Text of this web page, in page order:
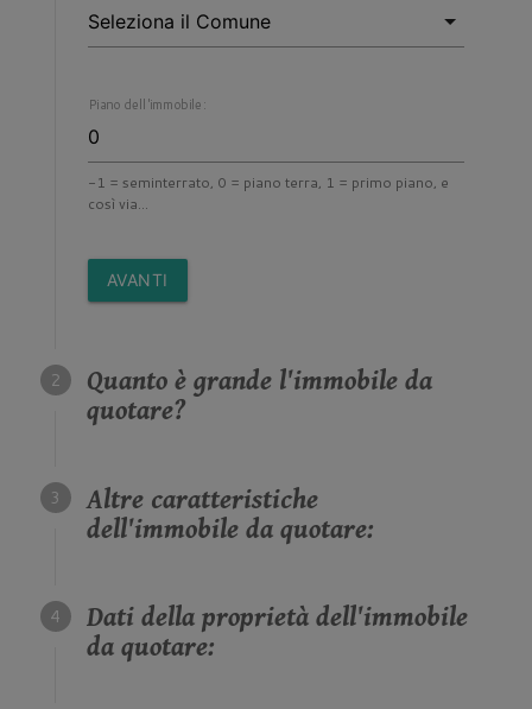
Piano dell'immobile:
-1 = seminterrato, 0 = piano terra, 1 = primo piano, e
così via...
AVANTI
Quanto è grande l'immobile da
quotare?
Altre caratteristiche
dell'immobile da quotare:
Dati della proprietà dell'immobile
da quotare: